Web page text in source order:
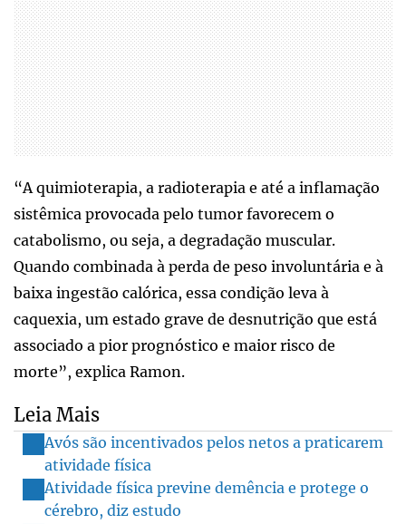
“A quimioterapia, a radioterapia e até a inflamação
sistêmica provocada pelo tumor favorecem o
catabolismo, ou seja, a degradação muscular.
Quando combinada à perda de peso involuntária e à
baixa ingestão calórica, essa condição leva à
caquexia, um estado grave de desnutrição que está
associado a pior prognóstico e maior risco de
morte”, explica Ramon.
Leia Mais
Avós são incentivados pelos netos a praticarem
atividade física
Atividade física previne demência e protege o
cérebro, diz estudo